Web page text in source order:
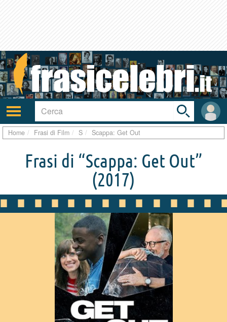
Attiva/disattiva
navigazione
User
area
Toggle
search
bar
Home Frasi di Film S Scappa: Get Out
Frasi di “Scappa: Get Out”
(2017)